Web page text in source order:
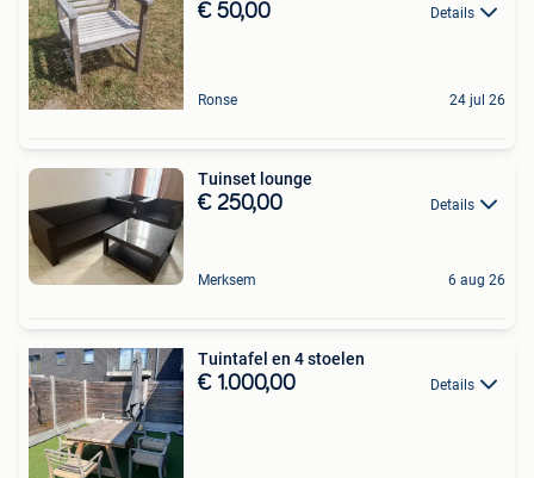
€ 50,00 Details
Ronse 24 jul 26
Tuinset lounge
€ 250,00 Details
Merksem 6 aug 26
Tuintafel en 4 stoelen
€ 1.000,00 Details